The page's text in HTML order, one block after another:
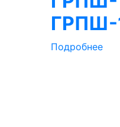
ГРПШ-
Подробнее